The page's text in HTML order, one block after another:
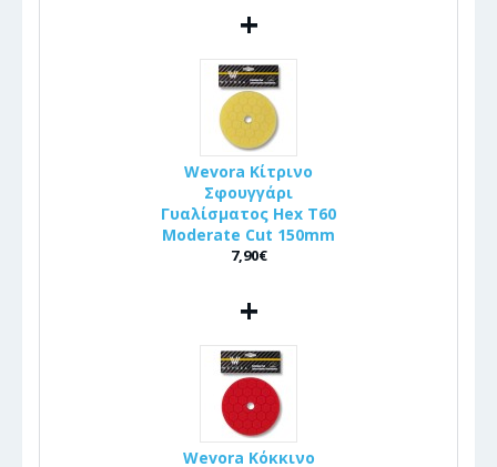
+
Wevora Κίτρινο
Σφουγγάρι
Γυαλίσματος Hex T60
Moderate Cut 150mm
7,90€
+
Wevora Κόκκινο